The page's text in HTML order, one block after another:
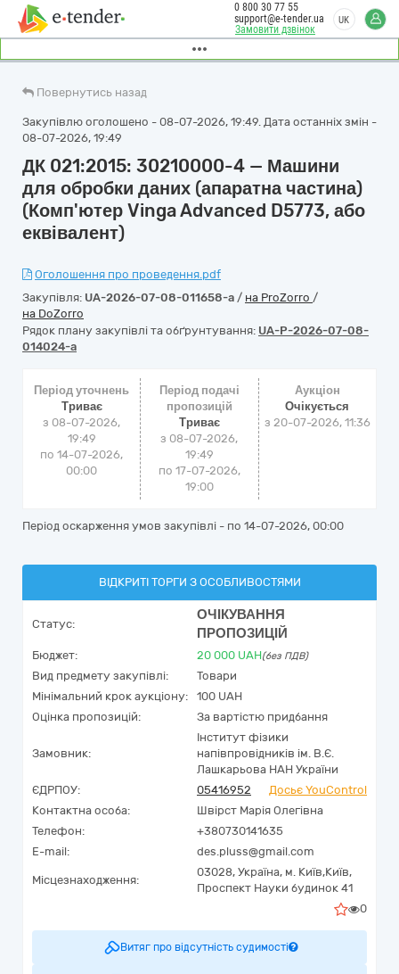
Замовити дзвінок
0 800 30 77 55
support@e-tender.ua
UK
Повернутись назад
Закупівлю оголошено - 08-07-2026, 19:49. Дата останніх змін -
08-07-2026, 19:49
ДК 021:2015: 30210000-4 — Машини
для обробки даних (апаратна частина)
(Комп'ютер Vinga Advanced D5773, або
еквівалент)
Оголошення про проведення.pdf
Закупівля: UA-2026-07-08-011658-a / на ProZorro /
на DoZorro
Рядок плану закупівлі та обґрунтування: UA-P-2026-07-08-
014024-a
Період уточнень
Триває
з 08-07-2026,
19:49
по 14-07-2026,
00:00
Період подачі
пропозицій
Триває
з 08-07-2026,
19:49
по 17-07-2026,
19:00
Аукціон
Очікується
з 20-07-2026, 11:36
Період оскарження умов закупівлі - по 14-07-2026, 00:00
ВІДКРИТІ ТОРГИ З ОСОБЛИВОСТЯМИ
Статус:
ОЧІКУВАННЯ
ПРОПОЗИЦІЙ
Бюджет: 20 000 UAH(без ПДВ)
Вид предмету закупівлі:
Товари
Мінімальний крок аукціону:
100 UAH
Оцінка пропозицій:
За вартістю придбання
Замовник:
Інститут фізики
напівпровідників ім. В.Є.
Лашкарьова НАН України
ЄДРПОУ:
05416952
Досьє YouControl
Контактна особа:
Швірст Марія Олегівна
Телефон:
+380730141635
E-mail:
des.pluss@gmail.com
Місцезнаходження:
03028, Україна, м. Київ,Київ,
Проспект Науки будинок 41
0
Витяг про відсутність судимості